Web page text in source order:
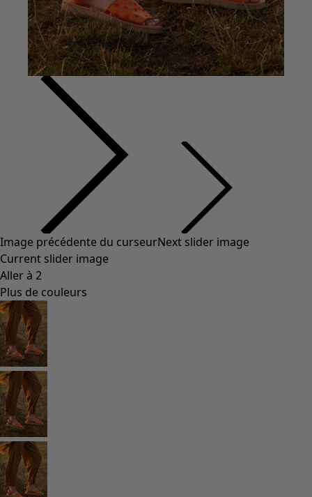
Styles de vétements
Vêtements en lin
Robes de style hippie
Grandes Tailles
Vêtements hippies
Une mode scandinave
Des carreaux à foison
Vêtements bio
Un design suédois
Robes en jersey
Vêtements bohèmes
Des vêtements pour les soirées fraîches
Vêtements à motif
Coton
Coton biologique
Maillots de bain et vêtements de plage
Vêtements de fête